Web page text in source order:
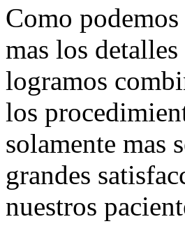
Como
mas los
logramos
los
solamente mas
grandes
nuestros